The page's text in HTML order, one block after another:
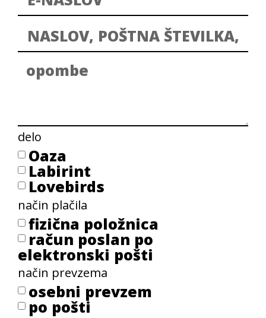
delo
Oaza
Labirint
Lovebirds
način plačila
fizična položnica
račun poslan po
elektronski pošti
način prevzema
osebni prevzem
po pošti